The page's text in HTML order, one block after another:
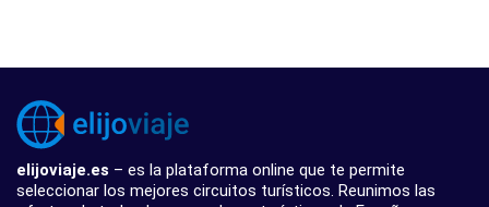
elijoviaje.es – es la plataforma online que te permite
seleccionar los mejores circuitos turísticos. Reunimos las